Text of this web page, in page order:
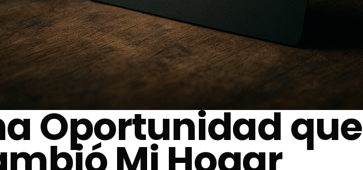
Oportunidad que